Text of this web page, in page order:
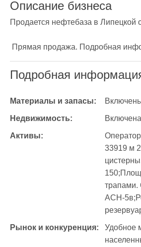
Описание бизнеса
Продается нефтебаза в Липецкой
Прямая продажа. Подробная
Подробная
Материалы и запасы:
Недвижимость:
Активы:
33919 м
трапами.
АСН-
Рынок и конкуренция:
Удобное